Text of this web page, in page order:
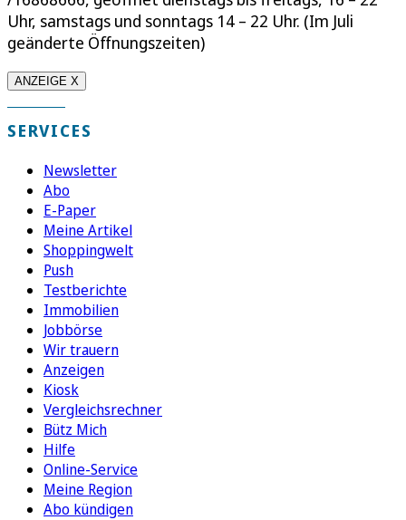
Uhr, samstags und sonntags 14 – 22 Uhr. (Im Juli
geänderte Öffnungszeiten)
ANZEIGE X
SERVICES
Newsletter
Abo
E-Paper
Meine Artikel
Shoppingwelt
Push
Testberichte
Immobilien
Jobbörse
Wir trauern
Anzeigen
Kiosk
Vergleichsrechner
Bütz Mich
Hilfe
Online-Service
Meine Region
Abo kündigen